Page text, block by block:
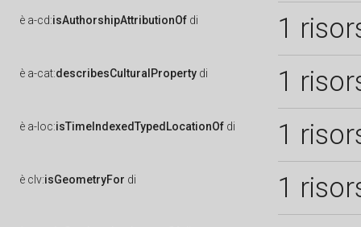
è a-cd:isAuthorshipAttributionOf di 1
è a-cat:describesCulturalProperty di 1
è a-loc:isTimeIndexedTypedLocationOf di 1
è clv:isGeometryFor di 1